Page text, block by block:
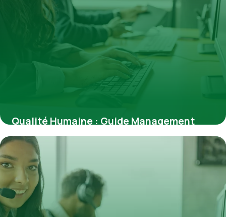
Qualité Humaine : Guide Management
2026
18 juin 2026